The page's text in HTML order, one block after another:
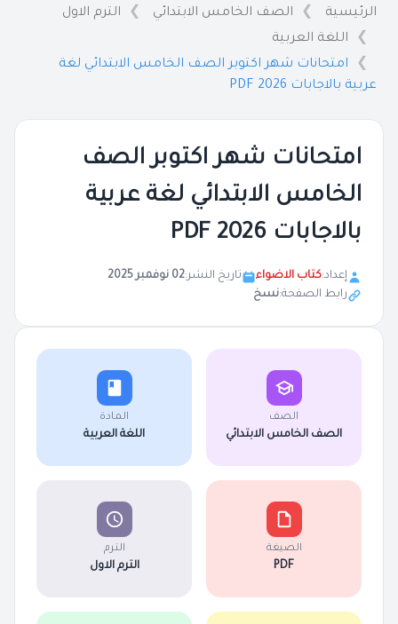
الرئيسية الصف الخامس الابتدائي
الترم الاول
اللغة العربية
امتحانات شهر اكتوبر الصف الخامس الابتدائي لغة
عربية بالاجابات 2026 PDF
امتحانات شهر اكتوبر الصف
الخامس الابتدائي لغة عربية
بالاجابات 2026 PDF
إعداد:كتاب الاضواء تاريخ النشر:02 نوفمبر 2025
رابط الصفحة:نسخ
الصف
الصف الخامس الابتدائي
المادة
اللغة العربية
الصيغة
PDF
الترم
الترم الاول